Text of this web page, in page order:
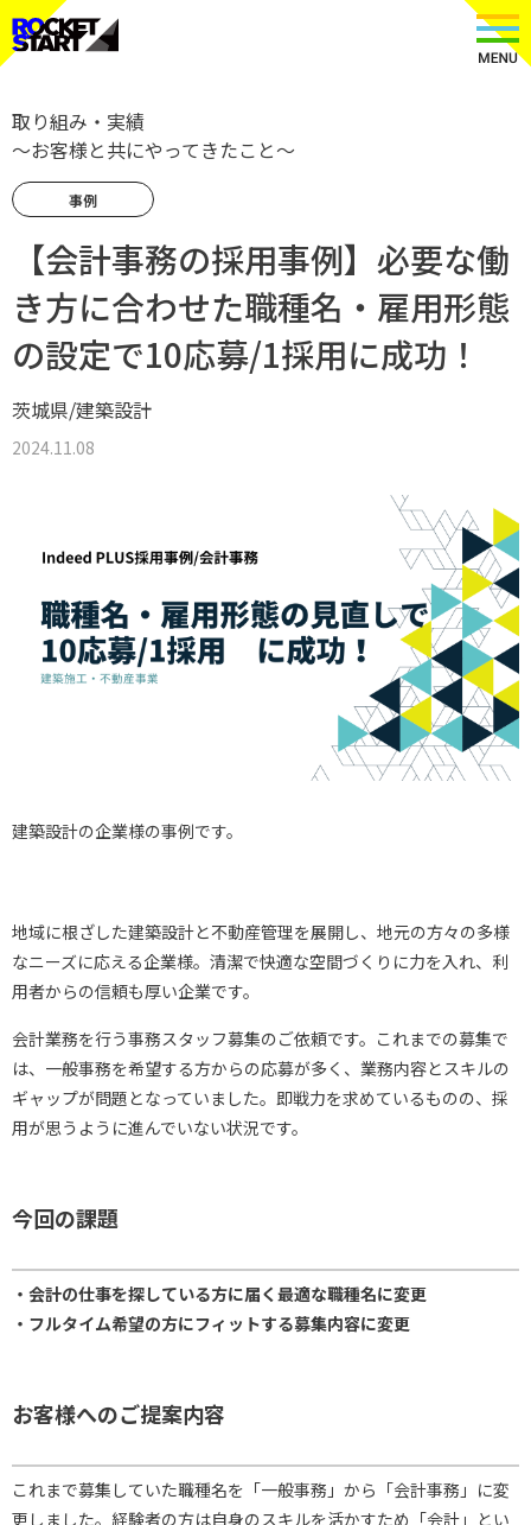
取り組み・実績
〜お客様と共にやってきたこと〜
事例
【会計事務の採用事例】必要な働
き方に合わせた職種名・雇用形態
の設定で10応募/1採用に成功！
茨城県/建築設計
2024.11.08
建築設計の企業様の事例です。
地域に根ざした建築設計と不動産管理を展開し、地元の方々の多様
なニーズに応える企業様。清潔で快適な空間づくりに力を入れ、利
用者からの信頼も厚い企業です。
会計業務を行う事務スタッフ募集のご依頼です。これまでの募集で
は、一般事務を希望する方からの応募が多く、業務内容とスキルの
ギャップが問題となっていました。即戦力を求めているものの、採
用が思うように進んでいない状況です。
今回の課題
・会計の仕事を探している方に届く最適な職種名に変更
・フルタイム希望の方にフィットする募集内容に変更
お客様へのご提案内容
これまで募集していた職種名を「一般事務」から「会計事務」に変
更しました。経験者の方は自身のスキルを活かすため「会計」とい